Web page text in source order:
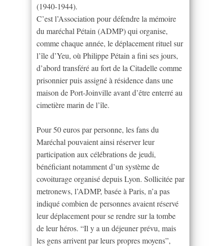
(1940-1944).
C’est l’Association pour défendre la mémoire
du maréchal Pétain (ADMP) qui organise,
comme chaque année, le déplacement rituel sur
l’île d’Yeu, où Philippe Pétain a fini ses jours,
d’abord transféré au fort de la Citadelle comme
prisonnier puis assigné à résidence dans une
maison de Port-Joinville avant d’être enterré au
cimetière marin de l’île.
Pour 50 euros par personne, les fans du
Maréchal pouvaient ainsi réserver leur
participation aux célébrations de jeudi,
bénéficiant notamment d’un système de
covoiturage organisé depuis Lyon. Sollicitée par
metronews, l’ADMP, basée à Paris, n’a pas
indiqué combien de personnes avaient réservé
leur déplacement pour se rendre sur la tombe
de leur héros. “Il y a un déjeuner prévu, mais
les gens arrivent par leurs propres moyens”,